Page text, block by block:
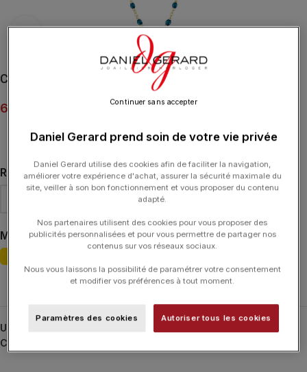
Click to enlarge
Collier gigi CLOZEAU Étoile Diamant Or
670.00
RÉSINE
MATIÈRE OR JAUNE
Effacer
UGS :
Catégories :
Daniel Gerard prend soin de votre vie privée
Daniel Gerard utilise des cookies afin de faciliter la navigation,
améliorer votre expérience d'achat, assurer la sécurité maximale du
site, veiller à son bon fonctionnement et vous proposer du contenu
adapté.
Nos partenaires utilisent des cookies pour vous proposer des
publicités personnalisées et pour vous permettre de partager nos
contenus sur vos réseaux sociaux.
Nous vous laissons la possibilité de paramétrer votre consentement
et modifier vos préférences à tout moment.
Paramètres des cookies Autoriser tous les cookies
Continuer sans accepter